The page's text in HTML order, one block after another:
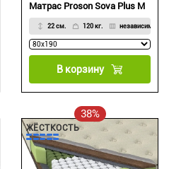
Матрас Proson Sova Plus M
22 см. 120 кг. независимый
В корзину
38%
ЖЁСТКОСТЬ